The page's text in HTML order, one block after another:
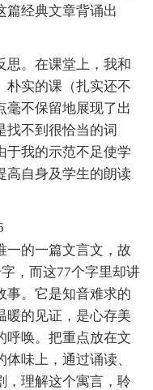
篇经典文章背诵出
思。在课堂上，我和
朴实的课（扎实还不
毫不保留地展现了出
找不到很恰当的词
于我的示范不足使学
高自身及学生的朗读
一的一篇文言文，故
，而这77个字里却讲
事。它是知音难求的
暖的见证，是心存美
呼唤。把重点放在文
味上，通过诵读、
，理解这个寓言，聆